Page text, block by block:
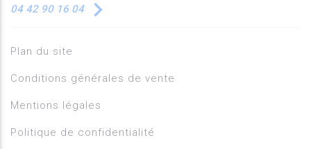
04 42 90 16 04
Plan du site
Conditions générales de vente
Mentions légales
Politique de confidentialité